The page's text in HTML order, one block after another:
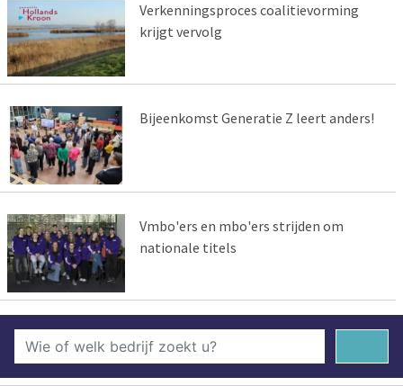
Verkenningsproces coalitievorming
krijgt vervolg
Bijeenkomst Generatie Z leert anders!
Vmbo'ers en mbo'ers strijden om
nationale titels